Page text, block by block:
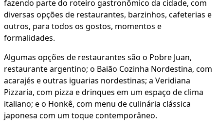
fazendo parte do roteiro gastronômico da cidade, com
diversas opções de restaurantes, barzinhos, cafeterias e
outros, para todos os gostos, momentos e
formalidades.
Algumas opções de restaurantes são o Pobre Juan,
restaurante argentino; o Baião Cozinha Nordestina, com
acarajés e outras iguarias nordestinas; a Veridiana
Pizzaria, com pizza e drinques em um espaço de clima
italiano; e o Honkê, com menu de culinária clássica
japonesa com um toque contemporâneo.